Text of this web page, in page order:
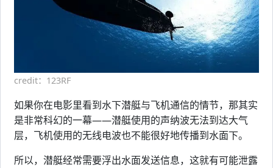
credit：123RF
如果你在电影里看到水下潜艇与飞机通信的情节，那其实
是非常科幻的一幕——潜艇使用的声纳波无法到达大气
层，飞机使用的无线电波也不能很好地传播到水面下。
所以，潜艇经常需要浮出水面发送信息，这就有可能泄露